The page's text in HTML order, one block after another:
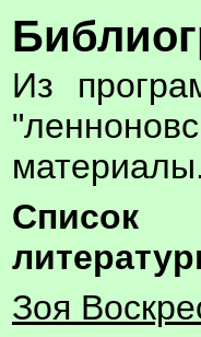
Из
материалы.
Список
Зоя